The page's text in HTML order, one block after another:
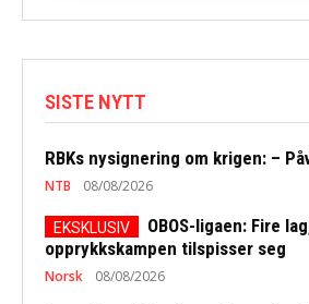
SISTE NYTT
RBKs nysignering om krigen: –
NTB 08/08/2026
OBOS-ligaen: Fire
opprykkskampen tilspisser seg
Norsk 08/08/2026